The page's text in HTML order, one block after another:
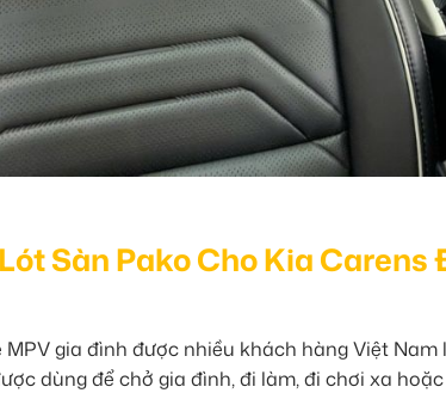
Sàn Pako Cho Kia
MPV gia đình được nhiều khách hàng Việt
dùng để chở gia đình, đi làm, đi chơi xa